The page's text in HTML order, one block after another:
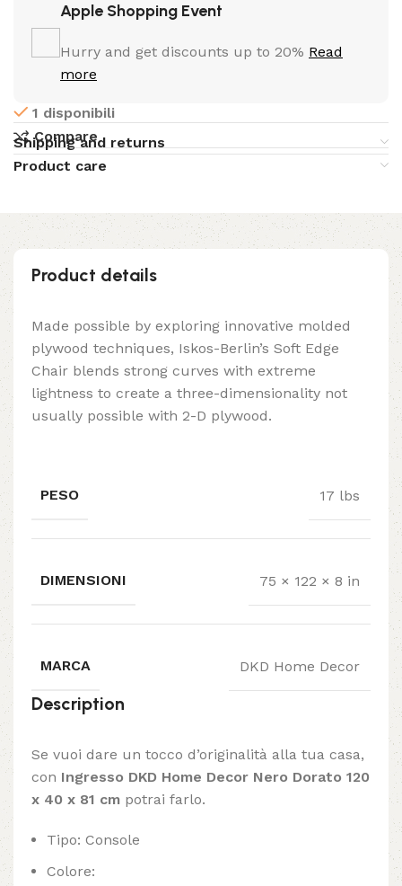
Apple Shopping Event
Hurry and get discounts up to 20% Read
more
1 disponibili
Compare
Shipping and returns
Product care
Product details
Made possible by exploring innovative molded
plywood techniques, Iskos-Berlin’s Soft Edge
Chair blends strong curves with extreme
lightness to create a three-dimensionality not
usually possible with 2-D plywood.
PESO 17 lbs
DIMENSIONI 75 × 122 × 8 in
MARCA DKD Home Decor
Description
Se vuoi dare un tocco d’originalità alla tua casa,
con Ingresso DKD Home Decor Nero Dorato 120
x 40 x 81 cm potrai farlo.
Tipo: Console
Colore: